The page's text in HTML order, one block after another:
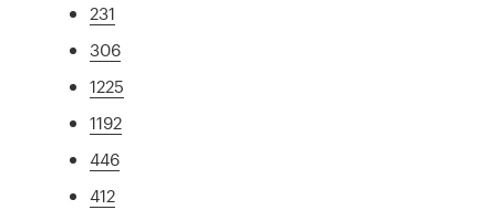
231
306
1225
1192
446
412